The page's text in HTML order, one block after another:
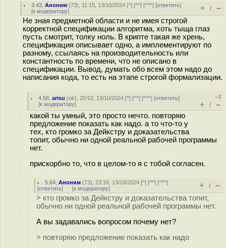
3.43 ,Аноним (73), 11:15, 13/10/2024 [^] [^^] [^^^] [ответить]
[к модератору] + / –
Не зная предметной области и не имея строгой
корректной спецификации алгоритма, хоть тыща глаз
пусть смотрит, толку ноль. В крипте такая же хрень,
спецификация описывает одно, а имплементируют по
разному, ссылаясь на производительность или
константность по времени, что не описано в
спецификации. Вывод, думать обо всем этом надо до
написания кода, то есть на этапе строгой формализации.
4.58 ,arisu (ok), 20:52, 13/10/2024 [^] [^^] [^^^] [ответить]
[к модератору]
–1
+ / –
какой ты умный, это просто нечто. повторяю
предложение показать как надо. а то что-то у
тех, кто громко за Дейкстру и доказательства
топит, обычно ни одной реальной рабочей программы
нет.
прискорбно то, что в целом-то я с тобой согласен.
5.64 ,Аноним (73), 23:16, 13/10/2024 [^] [^^] [^^^]
[ответить] [к модератору] + / –
> кто громко за Дейкстру и доказательства топит,
обычно ни одной реальной рабочей программы нет.
А вы задавались вопросом почему нет?
> повторяю предложение показать как надо